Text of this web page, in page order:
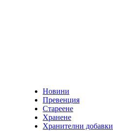
Новини
Превенция
Стареене
Хранене
Хранителни добавки